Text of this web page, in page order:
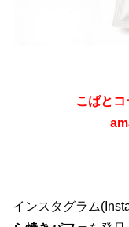
こばとコ
インスタグラム